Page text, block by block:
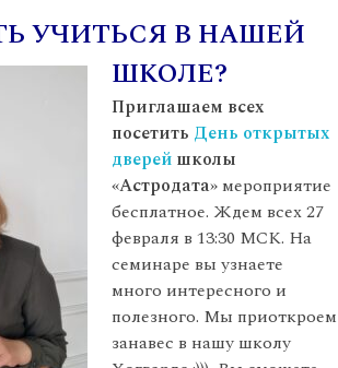
УЧИТЬСЯ В НАШЕЙ
ШКОЛЕ?
Приглашаем всех
посетить День открытых
дверей школы
«Астродата»мероприятие
бесплатное. Ждем всех 27
февраля в 13:30 МСК. На
семинаре вы узнаете
много интересного и
полезного. Мы приоткроем
занавес в нашу школу